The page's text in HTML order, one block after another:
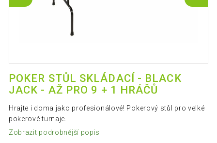
POKER STŮL SKLÁDACÍ - BLACK
JACK - AŽ PRO 9 + 1 HRÁČŮ
Hrajte i doma jako profesionálové! Pokerový stůl pro velké
pokerové turnaje.
Zobrazit podrobnější popis